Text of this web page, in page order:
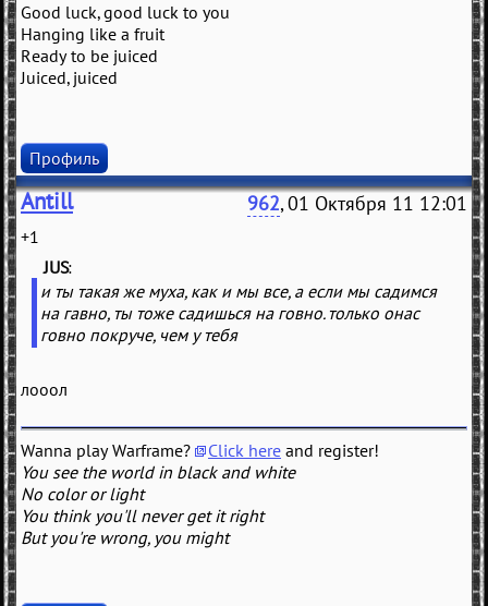
Good luck, good luck to you
Hanging like a fruit
Ready to be juiced
Juiced, juiced
Профиль
Antill 962, 01 Октября 11 12:01
+1
(JUS
и ты такая же муха, как и мы все, а если мы садимся
на гавно, ты тоже садишься на говно. только онас
говно покруче, чем у тебя
лооол
Wanna play Warframe? Click here and register!
You see the world in black and white
No color or light
You think you'll never get it right
But you're wrong, you might